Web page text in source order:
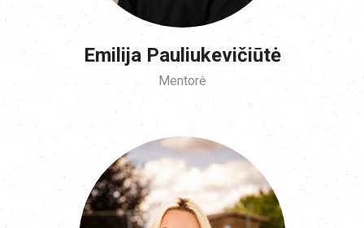
Emilija Pauliukevičiūtė
Mentorė